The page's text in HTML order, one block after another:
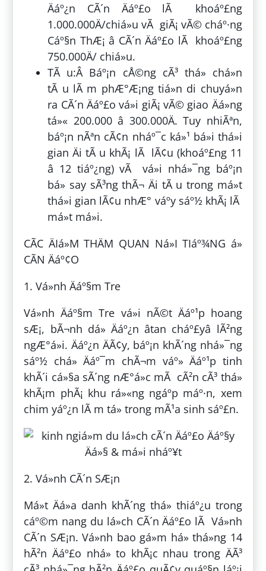
Äáº¿n CÃ´n Äáº£o lÃ khoáº£ng
1.000.000Ä/chiá»u vÃ giÃ¡ vÃ© cháº·ng
Cáº§n ThÆ¡ â CÃ´n Äáº£o lÃ khoáº£ng
750.000Ä/ chiá»u.
TÃ u:Â Báº¡n cÅ©ng cÃ³ thá» chá»n
tÃ u lÃ m phÆ°Æ¡ng tiá»n di chuyá»n
ra CÃ´n Äáº£o vá»i giÃ¡ vÃ© giao Äá»ng
tá»« 200.000 â 300.000Ä. Tuy nhiÃªn,
báº¡n nÃªn cÃ¢n nháº¯c ká»¹ bá»i thá»i
gian Äi tÃ u khÃ¡ lÃ lÃ¢u (khoáº£ng 11
â 12 tiáº¿ng) vÃ vá»i nhá»¯ng báº¡n
bá» say sÃ³ng thÃ¬ Äi tÃ u trong má»t
thá»i gian lÃ¢u nhÆ° váº­y sáº½ khÃ¡ lÃ
má»t má»i.
CÃC ÄIá»M THÄM QUAN Ná»I TIáº¾NG á»
CÃN Äáº¢O
1. Vá»nh Äáº§m Tre
Vá»nh Äáº§m Tre vá»i nÃ©t Äáº¹p hoang
sÆ¡, bÃ¬nh dá» Äáº¿n âtan cháº£yâ lÃ²ng
ngÆ°á»i. Äáº¿n ÄÃ¢y, báº¡n khÃ´ng nhá»¯ng
sáº½ chá» Äáº¯m chÃ¬m váº» Äáº¹p tinh
khÃ´i cá»§a sÃ´ng nÆ°á»c mÃ cÃ²n cÃ³ thá»
khÃ¡m phÃ¡ khu rá»«ng ngáº­p máº·n, xem
chim yáº¿n lÃ m tá» trong mÃ¹a sinh sáº£n.
2. Vá»nh CÃ´n SÆ¡n
Má»t Äá»a danh khÃ´ng thá» thiáº¿u trong
cáº©m nang du lá»ch CÃ´n Äáº£o lÃ Vá»nh
CÃ´n SÆ¡n. Vá»nh bao gá»m há» thá»ng 14
hÃ²n Äáº£o nhá» to khÃ¡c nhau trong ÄÃ³